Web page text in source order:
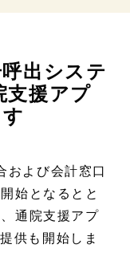
出システ
支援アプ
よび会計窓口
始となるとと
通院支援アプ
供も開始しま